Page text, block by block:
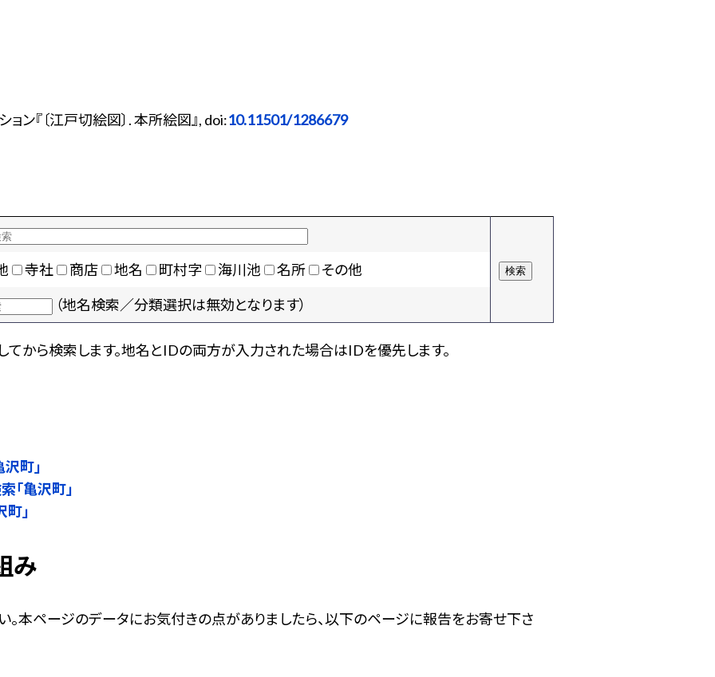
ン『〔江戸切絵図〕. 本所絵図』, doi:10.11501/1286679
寺社 商店 地名 町村字 海川池 名所
その他
（地名検索／分類選択は無効となります）
から検索します。地名とIDの両方が入力された場合はIDを優先します。
町」
「亀沢町」
」
み
本ページのデータにお気付きの点がありましたら、以下のページに報告をお寄せ下さ